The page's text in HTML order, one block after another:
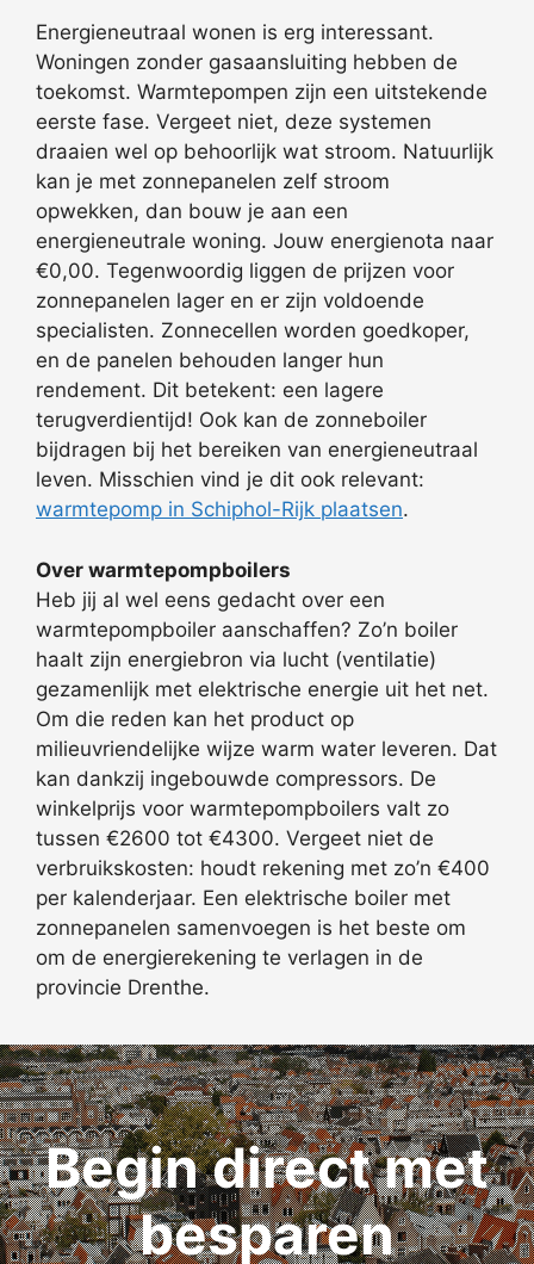
Energieneutraal wonen is erg interessant.
Woningen zonder gasaansluiting hebben de
toekomst. Warmtepompen zijn een uitstekende
eerste fase. Vergeet niet, deze systemen
draaien wel op behoorlijk wat stroom. Natuurlijk
kan je met zonnepanelen zelf stroom
opwekken, dan bouw je aan een
energieneutrale woning. Jouw energienota naar
€0,00. Tegenwoordig liggen de prijzen voor
zonnepanelen lager en er zijn voldoende
specialisten. Zonnecellen worden goedkoper,
en de panelen behouden langer hun
rendement. Dit betekent: een lagere
terugverdientijd! Ook kan de zonneboiler
bijdragen bij het bereiken van energieneutraal
leven. Misschien vind je dit ook relevant:
warmtepomp in Schiphol-Rijk plaatsen.
Over warmtepompboilers
Heb jij al wel eens gedacht over een
warmtepompboiler aanschaffen? Zo’n boiler
haalt zijn energiebron via lucht (ventilatie)
gezamenlijk met elektrische energie uit het net.
Om die reden kan het product op
milieuvriendelijke wijze warm water leveren. Dat
kan dankzij ingebouwde compressors. De
winkelprijs voor warmtepompboilers valt zo
tussen €2600 tot €4300. Vergeet niet de
verbruikskosten: houdt rekening met zo’n €400
per kalenderjaar. Een elektrische boiler met
zonnepanelen samenvoegen is het beste om
om de energierekening te verlagen in de
provincie Drenthe.
Begin direct met
besparen